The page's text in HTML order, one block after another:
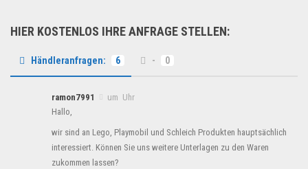
HIER KOSTENLOS IHRE ANFRAGE STELLEN:
Händleranfragen: 6 - 0
ramon7991
um Uhr
Hallo,
wir sind an Lego, Playmobil und Schleich Produkten hauptsächlich
interessiert. Können Sie uns weitere Unterlagen zu den Waren
zukommen lassen?